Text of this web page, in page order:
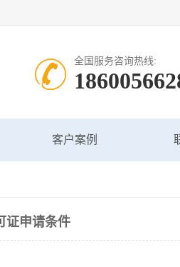
全国服务咨询热线:
客户案例
证申请条件